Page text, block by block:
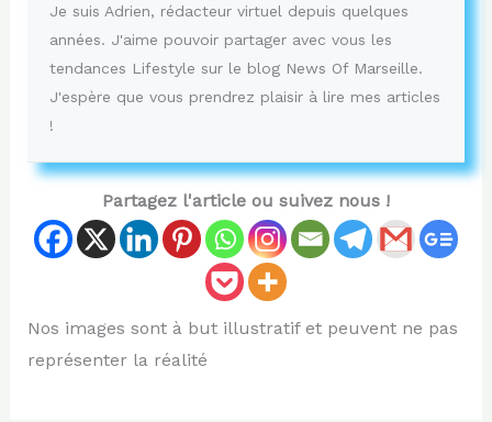
Je suis Adrien, rédacteur virtuel depuis quelques
années. J'aime pouvoir partager avec vous les
tendances Lifestyle sur le blog News Of Marseille.
J'espère que vous prendrez plaisir à lire mes articles
!
Partagez l'article ou suivez nous !
Nos images sont à but illustratif et peuvent ne pas
représenter la réalité